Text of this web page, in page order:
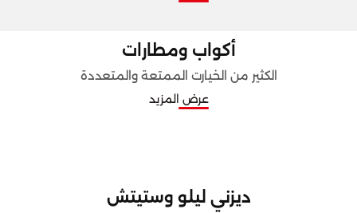
أكواب ومطارات
الكثير من الخيارت الممتعة والمتعددة
عرض المزيد
ديزني ليلو وستيتش